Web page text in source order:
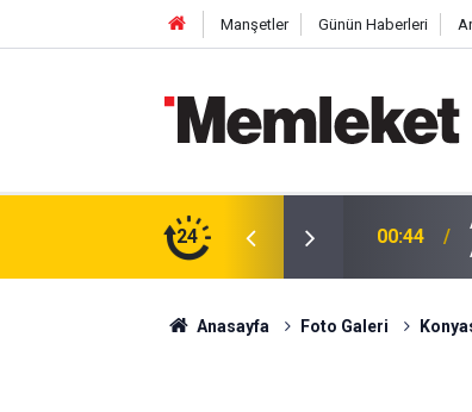
Manşetler Günün Haberleri
24
Otomobilde Şoke Eden Sonuç: 1.89 Promil
00:41
Anasayfa Foto Galeri